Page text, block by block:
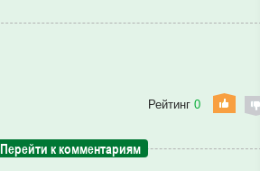
Рейтинг 0
Перейти к комментариям